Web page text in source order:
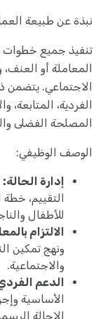
نبذة عن طبيعة
تنفيذ جميع خطوات
المعاملة أو
الاجتماعي. يتضمن
الفردية، المتابعة،
المصلحة الفضلى
الوصف الوظيفي:
إدارة الحالة:
التقييم، خطة
للأطفال
الالتزام
ونهج تمكين
والاجتماعية.
الدعم
الأساسية
الإحالة